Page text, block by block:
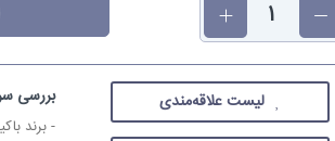
لیست علاقه‌مندی بررسی
- برند